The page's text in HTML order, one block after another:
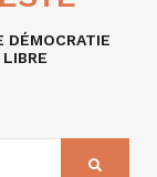
DÉMOCRATIE